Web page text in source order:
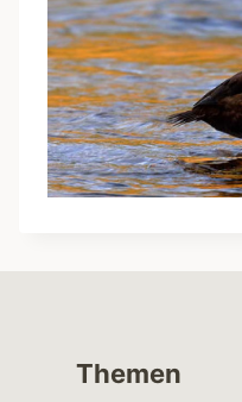
Themen